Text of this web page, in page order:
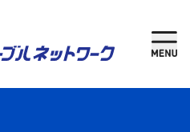
ご利用中の方